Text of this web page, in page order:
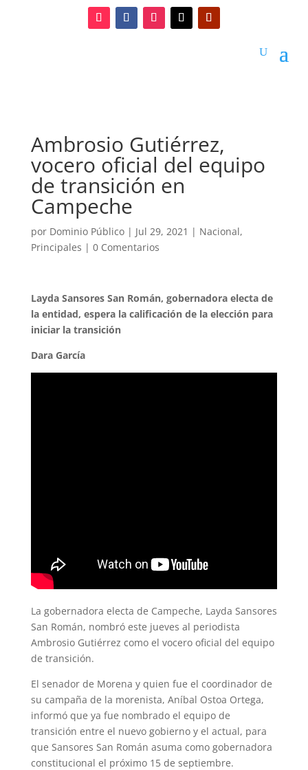
Ambrosio Gutiérrez,
vocero oficial del equipo
de transición en
Campeche
por Dominio Público| Jul 29, 2021 | Nacional,
Principales | 0 Comentarios
Layda Sansores San Román, gobernadora electa de
la entidad, espera la calificación de la elección para
iniciar la transición
Dara García
La gobernadora electa de Campeche, Layda Sansores
San Román, nombró este jueves al periodista
Ambrosio Gutiérrez como el vocero oficial del equipo
de transición.
El senador de Morena y quien fue el coordinador de
su campaña de la morenista, Aníbal Ostoa Ortega,
informó que ya fue nombrado el equipo de
transición entre el nuevo gobierno y el actual, para
que Sansores San Román asuma como gobernadora
constitucional el próximo 15 de septiembre.